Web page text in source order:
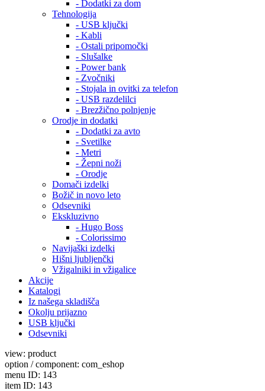
- Dodatki za dom
Tehnologija
- USB ključki
- Kabli
- Ostali pripomočki
- Slušalke
- Power bank
- Zvočniki
- Stojala in ovitki za telefon
- USB razdelilci
- Brezžično polnjenje
Orodje in dodatki
- Dodatki za avto
- Svetilke
- Metri
- Žepni noži
- Orodje
Domači izdelki
Božič in novo leto
Odsevniki
Ekskluzivno
- Hugo Boss
- Colorissimo
Navijaški izdelki
Hišni ljubljenčki
Vžigalniki in vžigalice
Akcije
Katalogi
Iz našega skladišča
Okolju prijazno
USB ključki
Odsevniki
view: product
option / component: com_eshop
menu ID: 143
item ID: 143